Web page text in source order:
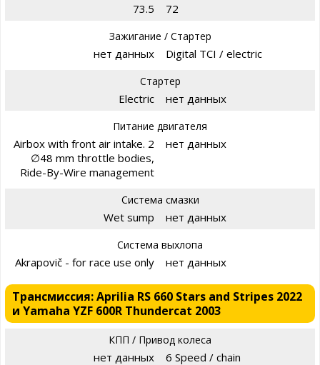
73.5 72
Зажигание / Стартер
нет данных Digital TCI / electric
Стартер
Electric нет данных
Питание двигателя
Airbox with front air intake. 2
∅48 mm throttle bodies,
Ride-By-Wire management
нет данных
Система смазки
Wet sump нет данных
Система выхлопа
Akrapovič - for race use only нет данных
Трансмиссия: Aprilia RS 660 Stars and Stripes 2022
и Yamaha YZF 600R Thundercat 2003
КПП / Привод колеса
нет данных 6 Speed / chain